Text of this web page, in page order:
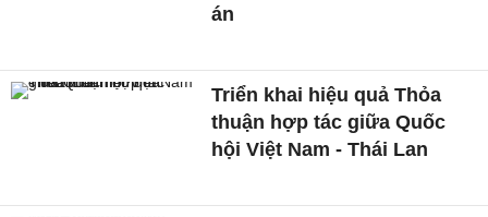
án
Triển khai hiệu quả Thỏa
thuận hợp tác giữa Quốc
hội Việt Nam - Thái Lan